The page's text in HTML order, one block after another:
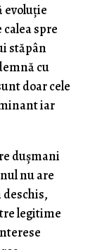
evoluţie
spre
stăpân
cu
doar cele
iar
duşmani
nu are
legitime